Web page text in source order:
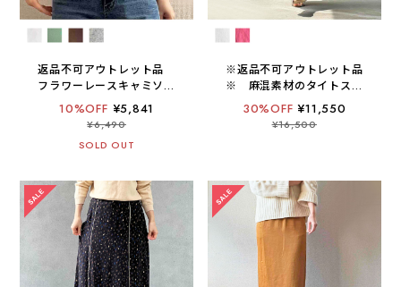
返品不可アウトレット品
フラワーレースキャミソー
本製 / 手洗い可 】
10%OFF ¥5,841
¥6,490
SOLD OUT
※返品不可アウトレット品
※ 麻混素材のタイトスカ
ート【日本製 / 手洗い可】
30%OFF ¥11,550
¥16,500